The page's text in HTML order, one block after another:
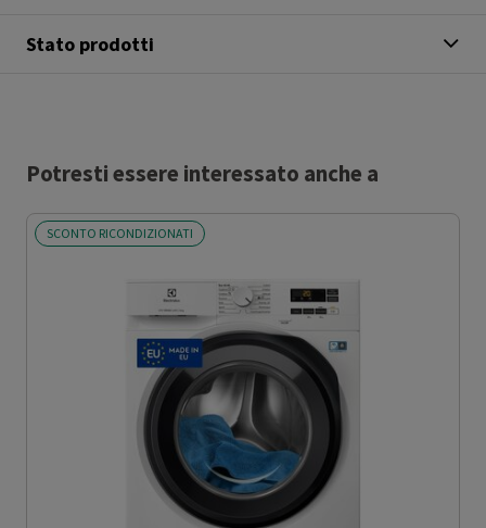
Stato prodotti
Potresti essere interessato anche a
SCONTO RICONDIZIONATI